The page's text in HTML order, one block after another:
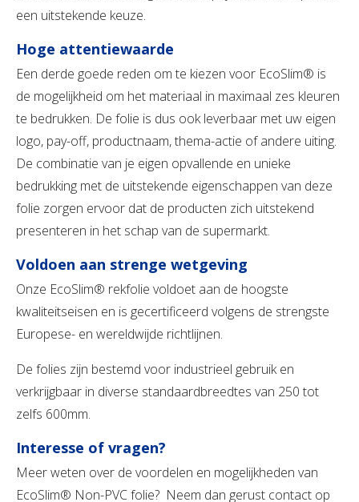
een uitstekende keuze.
Hoge attentiewaarde
Een derde goede reden om te kiezen voor EcoSlim® is
de mogelijkheid om het materiaal in maximaal zes kleuren
te bedrukken. De folie is dus ook leverbaar met uw eigen
logo, pay-off, productnaam, thema-actie of andere uiting.
De combinatie van je eigen opvallende en unieke
bedrukking met de uitstekende eigenschappen van deze
folie zorgen ervoor dat de producten zich uitstekend
presenteren in het schap van de supermarkt.
Voldoen aan strenge wetgeving
Onze EcoSlim® rekfolie voldoet aan de hoogste
kwaliteitseisen en is gecertificeerd volgens de strengste
Europese- en wereldwijde richtlijnen.
De folies zijn bestemd voor industrieel gebruik en
verkrijgbaar in diverse standaardbreedtes van 250 tot
zelfs 600mm.
Interesse of vragen?
Meer weten over de voordelen en mogelijkheden van
EcoSlim® Non-PVC folie? Neem dan gerust contact op